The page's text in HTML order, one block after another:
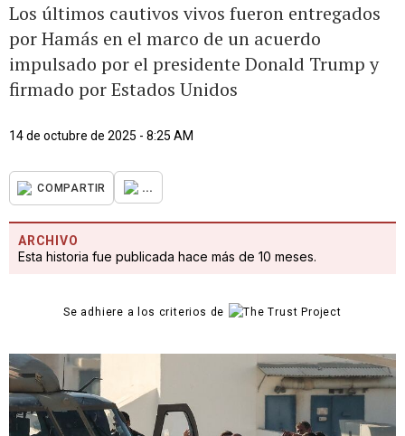
Los últimos cautivos vivos fueron entregados
por Hamás en el marco de un acuerdo
impulsado por el presidente Donald Trump y
firmado por Estados Unidos
14 de octubre de 2025 - 8:25 AM
COMPARTIR ...
ARCHIVO
Esta historia fue publicada hace más de 10 meses.
Se adhiere a los criterios de